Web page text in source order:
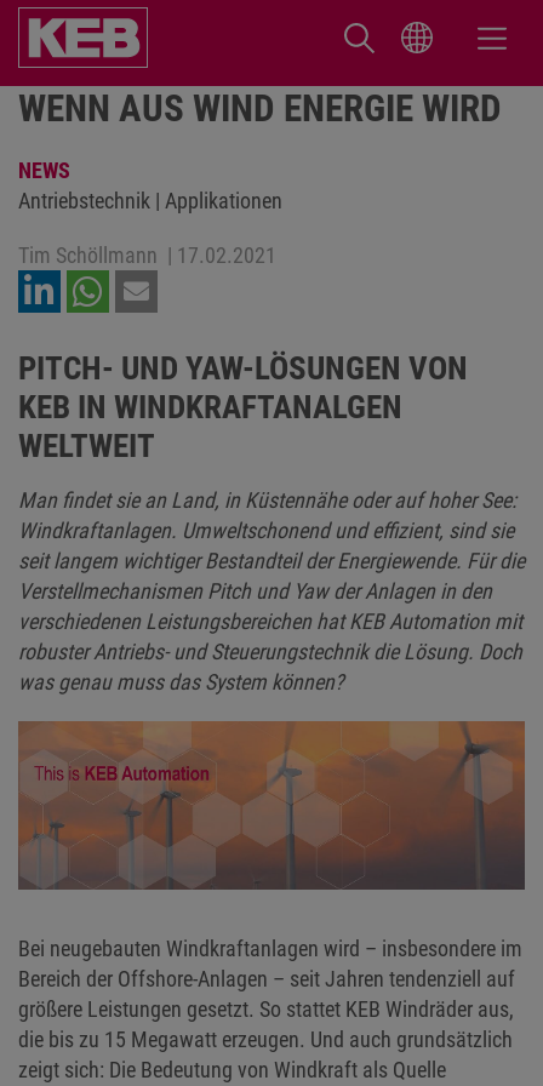
WENN AUS WIND ENERGIE WIRD
NEWS
Antriebstechnik | Applikationen
Tim Schöllmann | 17.02.2021
PITCH- UND YAW-LÖSUNGEN VON
KEB IN WINDKRAFTANALGEN
WELTWEIT
Man findet sie an Land, in Küstennähe oder auf hoher See:
Windkraftanlagen. Umweltschonend und effizient, sind sie
seit langem wichtiger Bestandteil der Energiewende. Für die
Verstellmechanismen Pitch und Yaw der Anlagen in den
verschiedenen Leistungsbereichen hat KEB Automation mit
robuster Antriebs- und Steuerungstechnik die Lösung. Doch
was genau muss das System können?
Bei neugebauten Windkraftanlagen wird – insbesondere im
Bereich der Offshore-Anlagen – seit Jahren tendenziell auf
größere Leistungen gesetzt. So stattet KEB Windräder aus,
die bis zu 15 Megawatt erzeugen. Und auch grundsätzlich
zeigt sich: Die Bedeutung von Windkraft als Quelle